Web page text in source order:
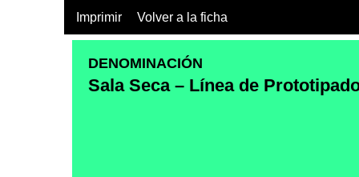
Imprimir Volver a la ficha
DENOMINACIÓN
Sala Seca – Línea de